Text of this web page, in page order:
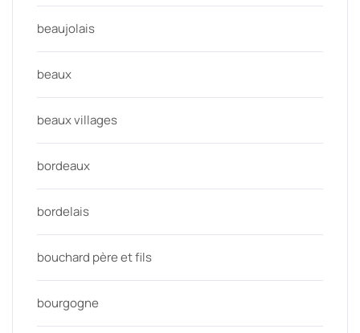
beaujolais
beaux
beaux villages
bordeaux
bordelais
bouchard père et fils
bourgogne